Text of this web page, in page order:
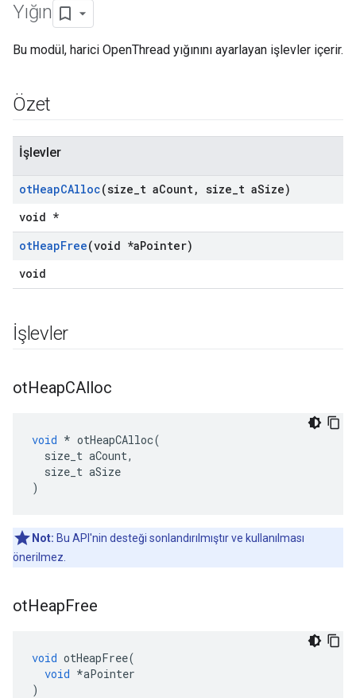
Yığın
Bu modül, harici OpenThread yığınını ayarlayan işlevler içerir.
Özet
İşlevler
otHeapCAlloc(size t aCount, size t aSize)
void *
otHeapFree(void *aPointer)
void
İşlevler
otHeapCAlloc
void * otHeapCAlloc(
size_t aCount,
size_t aSize
)
Not: Bu API'nin desteği sonlandırılmıştır ve kullanılması
önerilmez.
otHeapFree
void otHeapFree(
void *aPointer
)